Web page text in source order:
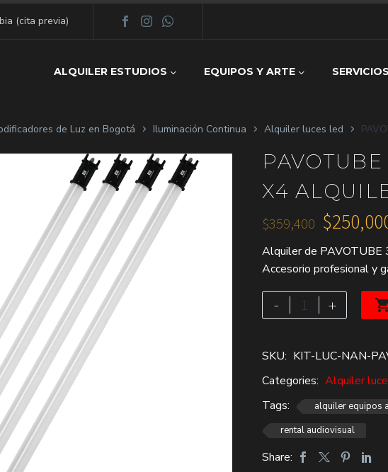
(cita previa)
ALQUILER ESTUDIOS EQUIPOS Y ARTE SERVICIOS
de Luz en Bogotá Iluminación Continua Alquiler luces led
X4
$359,400
precio
original
era:
$359,400.
$
precio
actual
es:
$250,000.
Alquiler de PAVOTUBE
Accesorio profesional y
-
PAVOTUBE
30c
RGB
x4
Alquiler
cantidad
+
SKU: KIT-LUC-NAN-
Categories: Alquiler
Tags:
alquiler equipos
rental audiovisual
Share: